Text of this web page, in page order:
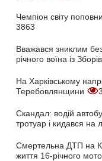
Чемпіон світу
3863
Вважався зниклим
річного воїна із
На Харківському
Теребовлянщини
Скандал: водій
тротуар і кидався на
Смертельна ДТП на
життя 16-річного